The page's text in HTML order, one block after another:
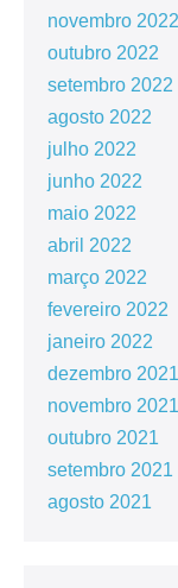
novembro 2022
outubro 2022
setembro 2022
agosto 2022
julho 2022
junho 2022
maio 2022
abril 2022
março 2022
fevereiro 2022
janeiro 2022
dezembro 2021
novembro 2021
outubro 2021
setembro 2021
agosto 2021